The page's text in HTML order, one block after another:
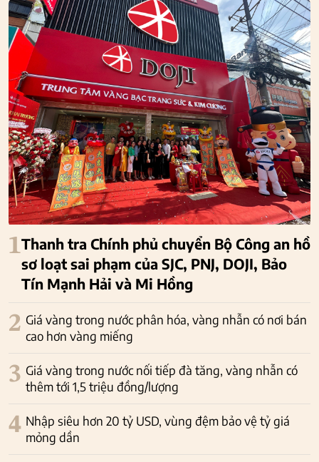
1Thanh tra Chính phủ chuyển Bộ Công an hồ
sơ loạt sai phạm của SJC, PNJ, DOJI, Bảo
Tín Mạnh Hải và Mi Hồng
2 Giá vàng trong nước phân hóa, vàng nhẫn có nơi bán
cao hơn vàng miếng
3 Giá vàng trong nước nối tiếp đà tăng, vàng nhẫn có
thêm tới 1,5 triệu đồng/lượng
4 Nhập siêu hơn 20 tỷ USD, vùng đệm bảo vệ tỷ giá
mỏng dần